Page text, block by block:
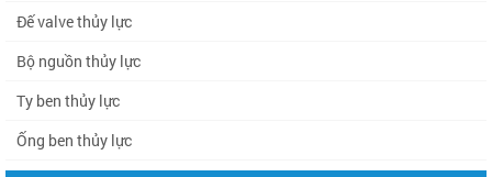
Đế valve thủy lực
Bộ nguồn thủy lực
Ty ben thủy lực
Ống ben thủy lực